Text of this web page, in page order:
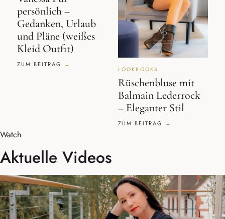
persönlich –
Gedanken, Urlaub
und Pläne (weißes
Kleid Outfit)
ZUM BEITRAG
LOOKBOOKS
Rüschenbluse mit
Balmain Lederrock
– Eleganter Stil
ZUM BEITRAG
Watch
Aktuelle Videos